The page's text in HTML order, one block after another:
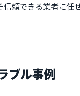
頼できる業者に
ブル事例